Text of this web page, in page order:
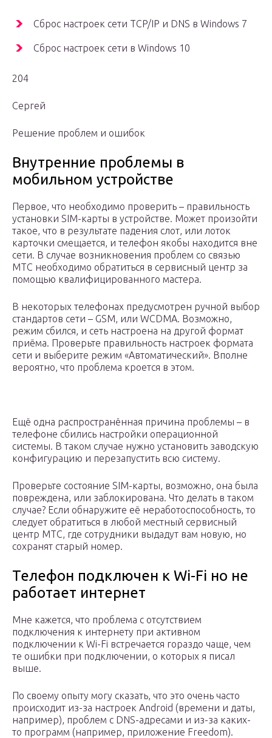
Сброс настроек сети TCP/IP и DNS в Windows 7
Сброс настроек сети в Windows 10
204
Сергей
Решение проблем и ошибок
Внутренние проблемы в
мобильном устройстве
Первое, что необходимо проверить – правильность
установки SIM-карты в устройстве. Может произойти
такое, что в результате падения слот, или лоток
карточки смещается, и телефон якобы находится вне
сети. В случае возникновения проблем со связью
МТС необходимо обратиться в сервисный центр за
помощью квалифицированного мастера.
В некоторых телефонах предусмотрен ручной выбор
стандартов сети – GSM, или WCDMA. Возможно,
режим сбился, и сеть настроена на другой формат
приёма. Проверьте правильность настроек формата
сети и выберите режим «Автоматический». Вполне
вероятно, что проблема кроется в этом.
Ещё одна распространённая причина проблемы – в
телефоне сбились настройки операционной
системы. В таком случае нужно установить заводскую
конфигурацию и перезапустить всю систему.
Проверьте состояние SIM-карты, возможно, она была
повреждена, или заблокирована. Что делать в таком
случае? Если обнаружите её неработоспособность, то
следует обратиться в любой местный сервисный
центр МТС, где сотрудники выдадут вам новую, но
сохранят старый номер.
Телефон подключен к Wi-Fi но не
работает интернет
Мне кажется, что проблема с отсутствием
подключения к интернету при активном
подключении к Wi-Fi встречается гораздо чаще, чем
те ошибки при подключении, о которых я писал
выше.
По своему опыту могу сказать, что это очень часто
происходит из-за настроек Android (времени и даты,
например), проблем с DNS-адресами и из-за каких-
то программ (например, приложение Freedom).